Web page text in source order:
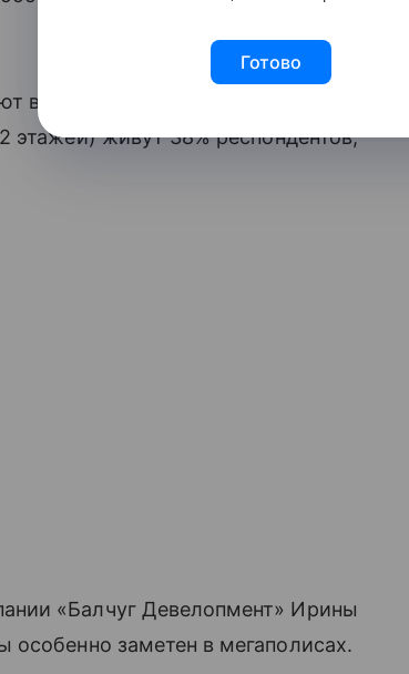
в домах высотой от одного до пяти
этажей) живут 38% респондентов,
«Балчуг Девелопмент» Ирины
особенно заметен в мегаполисах.
Готово